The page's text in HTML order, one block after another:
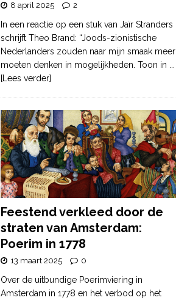
8 april 2025 2
In een reactie op een stuk van Jaïr Stranders
schrijft Theo Brand: “Joods-zionistische
Nederlanders zouden naar mijn smaak meer
moeten denken in mogelijkheden. Toon in
[Lees verder]
Feestend verkleed door de
straten van Amsterdam:
Poerim in 1778
13 maart 2025 0
Over de uitbundige Poerimviering in
Amsterdam in 1778 en het verbod op het